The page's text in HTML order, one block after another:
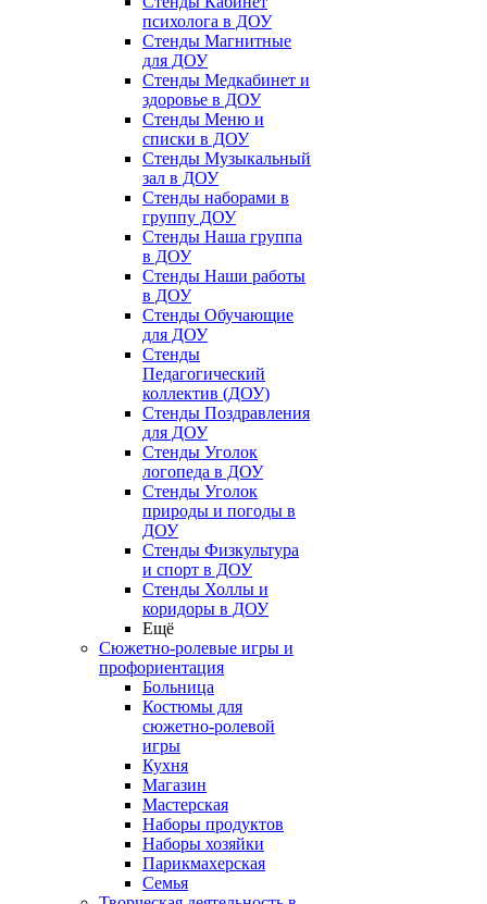
психолога в ДОУ
Стенды Магнитные
для ДОУ
Стенды Медкабинет и
здоровье в ДОУ
Стенды Меню и
списки в ДОУ
Стенды Музыкальный
зал в ДОУ
Стенды наборами в
группу ДОУ
Стенды Наша группа
в ДОУ
Стенды Наши работы
в ДОУ
Стенды Обучающие
для ДОУ
Стенды
Педагогический
коллектив (ДОУ)
Стенды Поздравления
для ДОУ
Стенды Уголок
логопеда в ДОУ
Стенды Уголок
природы и погоды в
ДОУ
Стенды Физкультура
и спорт в ДОУ
Стенды Холлы и
коридоры в ДОУ
Ещё
Сюжетно-ролевые игры и
профориентация
Больница
Костюмы для
сюжетно-ролевой
игры
Кухня
Магазин
Мастерская
Наборы продуктов
Наборы хозяйки
Парикмахерская
Семья